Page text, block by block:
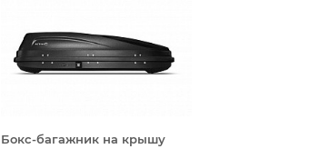
Бокс-багажник на крышу